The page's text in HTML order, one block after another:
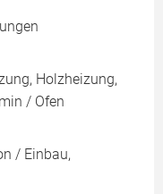
Holzheizung,
/ Ofen
/ Einbau,